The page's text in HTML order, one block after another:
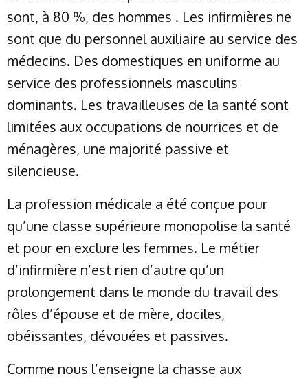
sont, à 80 %, des hommes . Les infirmières ne
sont que du personnel auxiliaire au service des
médecins. Des domestiques en uniforme au
service des professionnels masculins
dominants. Les travailleuses de la santé sont
limitées aux occupations de nourrices et de
ménagères, une majorité passive et
silencieuse.
La profession médicale a été conçue pour
qu’une classe supérieure monopolise la santé
et pour en exclure les femmes. Le métier
d’infirmière n’est rien d’autre qu’un
prolongement dans le monde du travail des
rôles d’épouse et de mère, dociles,
obéissantes, dévouées et passives.
Comme nous l’enseigne la chasse aux